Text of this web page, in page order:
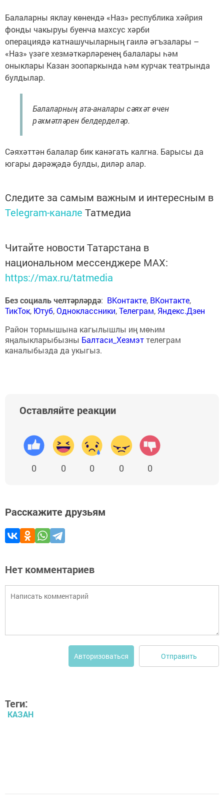
Балаларны яклау көнендә «Наз» республика хәйрия
фонды чакыруы буенча махсус хәрби
операциядә катнашучыларның гаилә әгъзалары –
«Наз» үзәге хезмәткәрләренең балалары һәм
оныклары Казан зоопаркында һәм курчак театрында
булдылар.
Балаларның ата-аналары сәяхәт өчен
рәхмәтләрен белдерделәр.
Сәяхәттән балалар бик канәгать калгна. Барысы да
югары дәрәҗәдә булды, диләр алар.
Следите за самым важным и интересным в
Telegram-канале Татмедиа
Читайте новости Татарстана в
национальном мессенджере MАХ:
https://max.ru/tatmedia
Без социаль челтәрләрдә: ВКонтакте, ВКонтакте,
ТикТок, Ютуб,Одноклассники,Телеграм, Яндекс.Дзен
Район тормышына кагылышлы иң мөһим
яңалыкларыбызны Балтаси_Хезмэттелеграм
каналыбызда да укыгыз.
Оставляйте реакции
0 0 0 0 0
Расскажите друзьям
Нет комментариев
Авторизоваться Отправить
Теги:
КАЗАН